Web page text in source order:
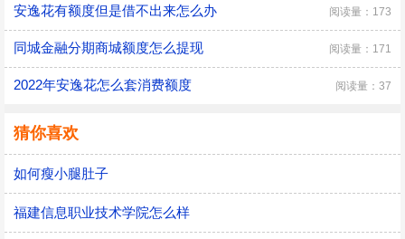
安逸花有额度但是借不出来怎么办 阅读量：173
同城金融分期商城额度怎么提现 阅读量：171
2022年安逸花怎么套消费额度 阅读量：37
猜你喜欢
如何瘦小腿肚子
福建信息职业技术学院怎么样